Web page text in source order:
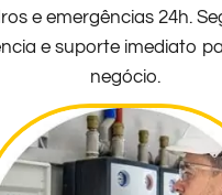
e emergências 24h.
e suporte imediato
negócio.